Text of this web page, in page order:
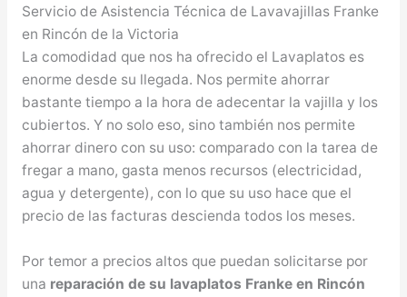
Servicio de Asistencia Técnica de Lavavajillas Franke
en Rincón de la Victoria
La comodidad que nos ha ofrecido el Lavaplatos es
enorme desde su llegada. Nos permite ahorrar
bastante tiempo a la hora de adecentar la vajilla y los
cubiertos. Y no solo eso, sino también nos permite
ahorrar dinero con su uso: comparado con la tarea de
fregar a mano, gasta menos recursos (electricidad,
agua y detergente), con lo que su uso hace que el
precio de las facturas descienda todos los meses.
Por temor a precios altos que puedan solicitarse por
una reparación de su lavaplatos Franke en Rincón